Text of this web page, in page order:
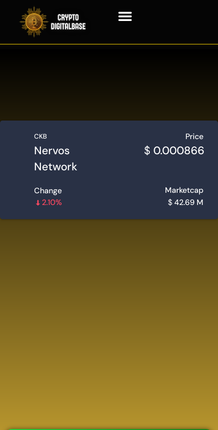
CKB
Nervos
Network
Price
$ 0.000866
Change
2.10%
Marketcap
$42.69 M